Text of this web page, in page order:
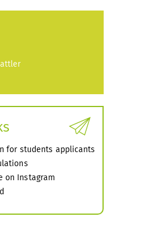
for students applicants
on Instagram